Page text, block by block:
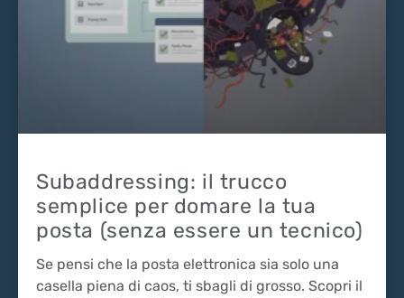
Subaddressing: il trucco
semplice per domare la tua
posta (senza essere un tecnico)
Se pensi che la posta elettronica sia solo una
casella piena di caos, ti sbagli di grosso. Scopri il